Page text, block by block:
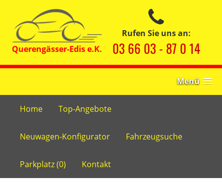
Rufen Sie uns an:
03 66 03 - 87 0 14
Menü
Home Top-Angebote
Neuwagen-Konfigurator Fahrzeugsuche
Parkplatz (0) Kontakt